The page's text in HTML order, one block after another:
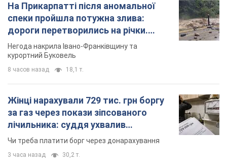
На Прикарпатті після аномальної
спеки пройшла потужна злива:
дороги перетворились на річки.
Відео
Негода накрила Івано-Франківщину та
курортний Буковель
8 часов назад 18,1 т.
Жінці нарахували 729 тис. грн боргу
за газ через покази зіпсованого
лічильника: суддя ухвалив
неочікуване рішення
Чи треба платити борг через донарахування
3 часа назад 30,2 т.